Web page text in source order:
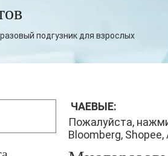
подгузник для взрослых
ЧАЕВЫЕ:
Пожалуйста,
Bloomberg,